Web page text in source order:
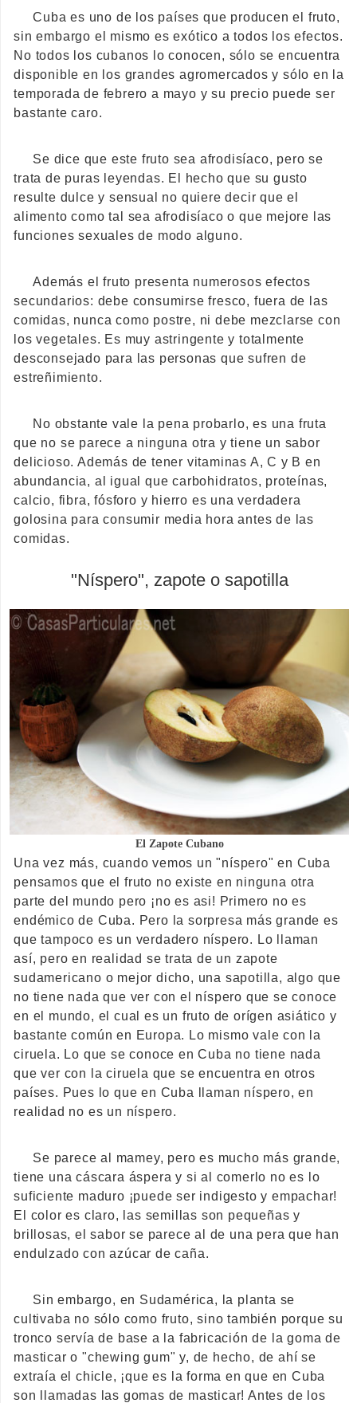
Cuba es uno de los países que producen el fruto,
sin embargo el mismo es exótico a todos los efectos.
No todos los cubanos lo conocen, sólo se encuentra
disponible en los grandes agromercados y sólo en la
temporada de febrero a mayo y su precio puede ser
bastante caro.
Se dice que este fruto sea afrodisíaco, pero se
trata de puras leyendas. El hecho que su gusto
resulte dulce y sensual no quiere decir que el
alimento como tal sea afrodisíaco o que mejore las
funciones sexuales de modo alguno.
Además el fruto presenta numerosos efectos
secundarios: debe consumirse fresco, fuera de las
comidas, nunca como postre, ni debe mezclarse con
los vegetales. Es muy astringente y totalmente
desconsejado para las personas que sufren de
estreñimiento.
No obstante vale la pena probarlo, es una fruta
que no se parece a ninguna otra y tiene un sabor
delicioso. Además de tener vitaminas A, C y B en
abundancia, al igual que carbohidratos, proteínas,
calcio, fibra, fósforo y hierro es una verdadera
golosina para consumir media hora antes de las
comidas.
"Níspero", zapote o sapotilla
El Zapote Cubano
Una vez más, cuando vemos un "níspero" en Cuba
pensamos que el fruto no existe en ninguna otra
parte del mundo pero ¡no es asi! Primero no es
endémico de Cuba. Pero la sorpresa más grande es
que tampoco es un verdadero níspero. Lo llaman
así, pero en realidad se trata de un zapote
sudamericano o mejor dicho, una sapotilla, algo que
no tiene nada que ver con el níspero que se conoce
en el mundo, el cual es un fruto de orígen asiático y
bastante común en Europa. Lo mismo vale con la
ciruela. Lo que se conoce en Cuba no tiene nada
que ver con la ciruela que se encuentra en otros
países. Pues lo que en Cuba llaman níspero, en
realidad no es un níspero.
Se parece al mamey, pero es mucho más grande,
tiene una cáscara áspera y si al comerlo no es lo
suficiente maduro ¡puede ser indigesto y empachar!
El color es claro, las semillas son pequeñas y
brillosas, el sabor se parece al de una pera que han
endulzado con azúcar de caña.
Sin embargo, en Sudamérica, la planta se
cultivaba no sólo como fruto, sino también porque su
tronco servía de base a la fabricación de la goma de
masticar o "chewing gum" y, de hecho, de ahí se
extraía el chicle, ¡que es la forma en que en Cuba
son llamadas las gomas de masticar! Antes de los